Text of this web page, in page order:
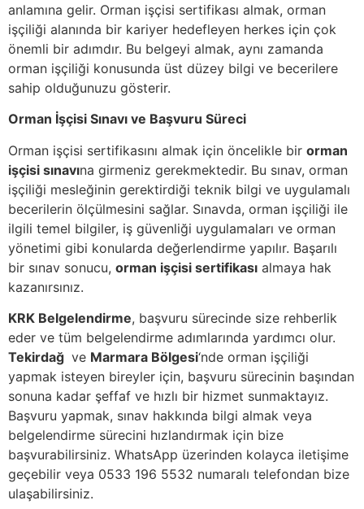
anlamına gelir. Orman işçisi sertifikası almak, orman
işçiliği alanında bir kariyer hedefleyen herkes için çok
önemli bir adımdır. Bu belgeyi almak, aynı zamanda
orman işçiliği konusunda üst düzey bilgi ve becerilere
sahip olduğunuzu gösterir.
Orman İşçisi Sınavı ve Başvuru Süreci
Orman işçisi sertifikasını almak için öncelikle bir orman
işçisi sınavına girmeniz gerekmektedir. Bu sınav, orman
işçiliği mesleğinin gerektirdiği teknik bilgi ve uygulamalı
becerilerin ölçülmesini sağlar. Sınavda, orman işçiliği ile
ilgili temel bilgiler, iş güvenliği uygulamaları ve orman
yönetimi gibi konularda değerlendirme yapılır. Başarılı
bir sınav sonucu, orman işçisi sertifikası almaya hak
kazanırsınız.
KRK Belgelendirme, başvuru sürecinde size rehberlik
eder ve tüm belgelendirme adımlarında yardımcı olur.
Tekirdağ ve Marmara Bölgesi‘nde orman işçiliği
yapmak isteyen bireyler için, başvuru sürecinin başından
sonuna kadar şeffaf ve hızlı bir hizmet sunmaktayız.
Başvuru yapmak, sınav hakkında bilgi almak veya
belgelendirme sürecini hızlandırmak için bize
başvurabilirsiniz. WhatsApp üzerinden kolayca iletişime
geçebilir veya 0533 196 5532 numaralı telefondan bize
ulaşabilirsiniz.